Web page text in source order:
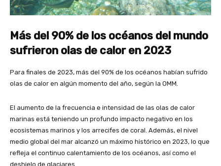
Más del 90% de los océanos del mundo
sufrieron olas de calor en 2023
Para finales de 2023, más del 90% de los océanos habían sufrido
olas de calor en algún momento del año, según la OMM.
El aumento de la frecuencia e intensidad de las olas de calor
marinas está teniendo un profundo impacto negativo en los
ecosistemas marinos y los arrecifes de coral. Además, el nivel
medio global del mar alcanzó un máximo histórico en 2023, lo que
refleja el continuo calentamiento de los océanos, así como el
deshielo de glaciares.